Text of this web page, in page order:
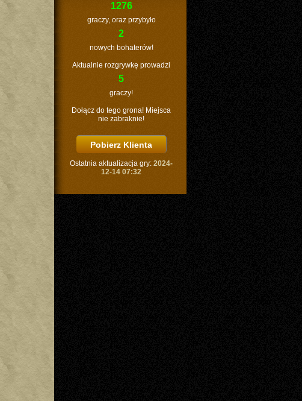
1276
graczy, oraz przybyło
2
nowych bohaterów!
Aktualnie rozgrywkę prowadzi
5
graczy!
Dołącz do tego grona! Miejsca
nie zabraknie!
Ostatnia aktualizacja gry: 2024-
12-14 07:32